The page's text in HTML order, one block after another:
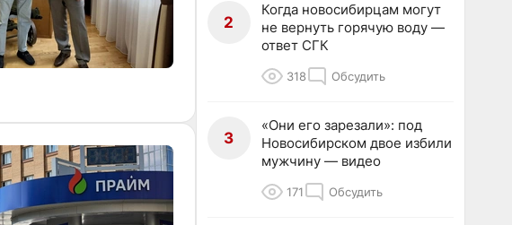
2
Когда новосибирцам могут
не вернуть горячую воду —
ответ СГК
318 Обсудить
3
«Они его зарезали»: под
Новосибирском двое избили
мужчину — видео
171 Обсудить